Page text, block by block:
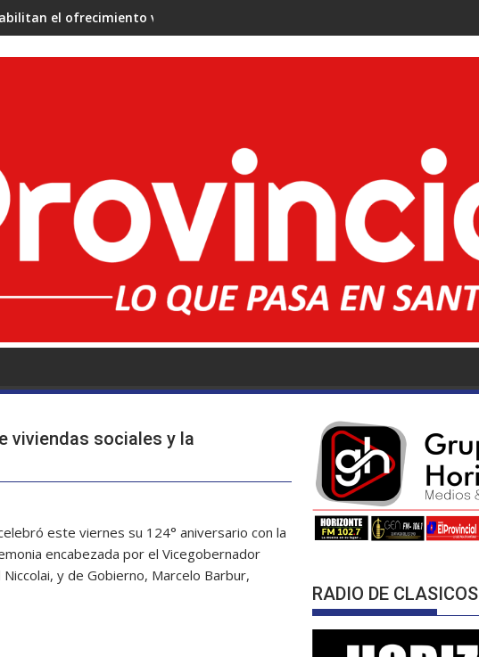
el ofrecimiento virtual de cargos docentes titulares y suplentes
viviendas sociales y la
este viernes su 124° aniversario con la
encabezada por el Vicegobernador
y de Gobierno, Marcelo Barbur,
RADIO DE CLASICOS